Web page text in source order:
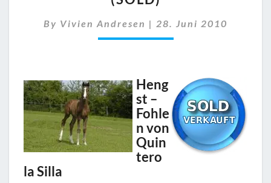
VON
QUINTERO
/
By Vivien Andresen | 28. Juni 2010
Heng
st –
Fohle
n von
Quin
tero
la Silla